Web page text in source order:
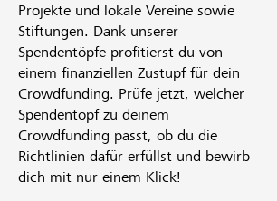
Projekte und lokale Vereine sowie
Stiftungen. Dank unserer
Spendentöpfe profitierst du von
einem finanziellen Zustupf für dein
Crowdfunding. Prüfe jetzt, welcher
Spendentopf zu deinem
Crowdfunding passt, ob du die
Richtlinien dafür erfüllst und bewirb
dich mit nur einem Klick!